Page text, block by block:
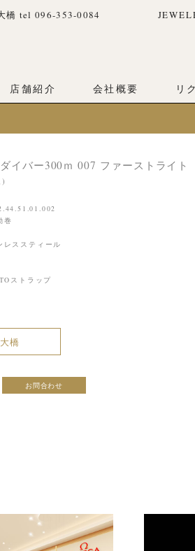
橋 tel 096-353-0084
店舗紹介 会社概要 リ
イバー300 ｍ 007 ファーストライト
2
巻
レススティール
ストラッ プ
橋
お問合わせ